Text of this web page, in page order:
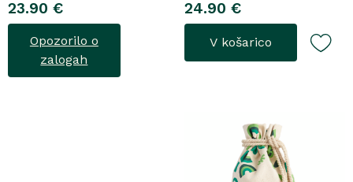
darilni set Cherry Blossom
Duo, popolno harmonijo
nežne nege in razkošnega
vonja, ki poskrbi za dobro
počutje vsak dan. Ta
23.90 €
Opozorilo o
zalogah
vonjToaletna voda..
24.90 €
V košarico